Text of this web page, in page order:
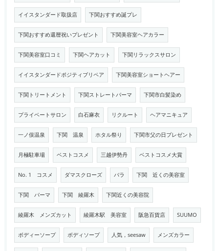
イイスタンダード取扱店 下関おすすめ誕プレ
下関おすすめ還暦祝いプレゼント 下関美容室ヘアカラー
下関美容室口コミ 下関ヘアカット 下関リラックスサロン
イイスタンダードポジティブリペア 下関美容室ショートヘアー
下関トリートメント 下関ストレートパーマ 下関市白髪染め
プライベートサロン 白石麻衣 リクルート ヘアマニキュア
一ノ俣温泉 下関 温泉 ホタル祭り 下関市父の日プレゼント
月極駐車場 ベストコスメ 三越伊勢丹 ベストコスメ大賞
No. 1 コスメ ダマスクローズ バラ 下関 近くの美容室
下関 パーマ 下関 綾羅木 下関近くの美容院
綾羅木 メンズカット 綾羅木駅 美容室 阪急百貨店 SUUMO
ボディーソープ ボディソープ 人気，seesaw メンズカラー